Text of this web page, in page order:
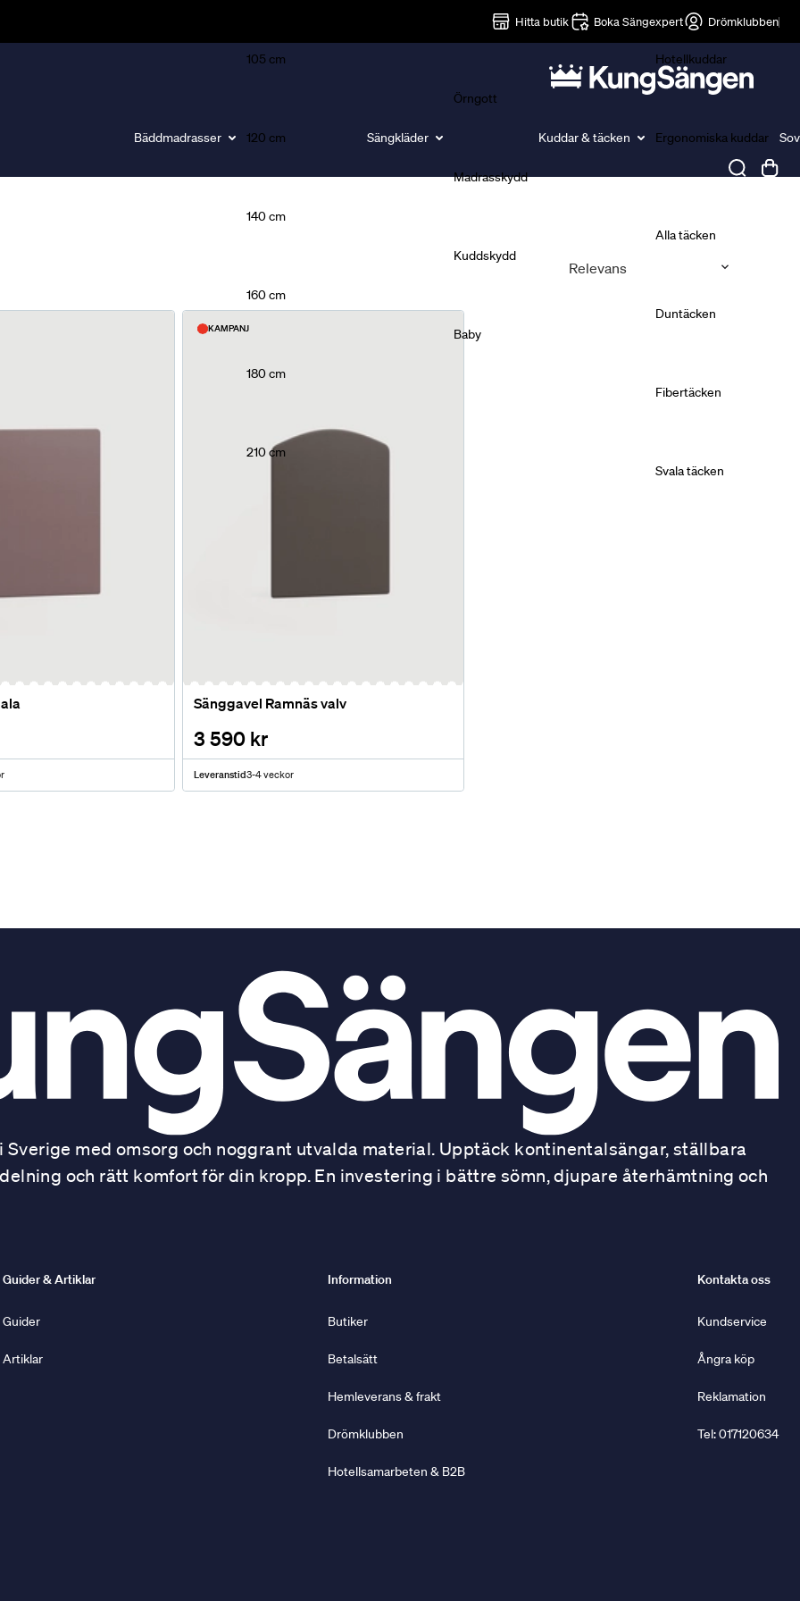
Hitta butik Boka Sängexpert Drömklubben
skillnad för din sömn.
Bäddmadrasser
105 cm
120 cm
140 cm
160 cm
180 cm
210 cm
Sängkläder
Örngott
Madrasskydd
Kuddskydd
Baby
Kuddar & täcken
Hotellkuddar
Ergonomiska kuddar
Alla täcken
Duntäcken
Fibertäcken
Svala täcken
Relevans
KAMPANJ
Sänggavel Ramnäs valv
3 590 kr
Leveranstid3-4 veckor
med omsorg och noggrant utvalda material. Upptäck kontinentalsängar, ställbara
och rätt komfort för din kropp. En investering i bättre sömn, djupare återhämtning och
Guider & Artiklar
Guider
Artiklar
Information
Butiker
Betalsätt
Hemleverans & frakt
Drömklubben
Hotellsamarbeten & B2B
Kontakta oss
Kundservice
Ångra köp
Reklamation
Tel: 017120634